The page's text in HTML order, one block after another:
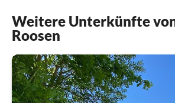
Weitere Unterkünfte
Roosen